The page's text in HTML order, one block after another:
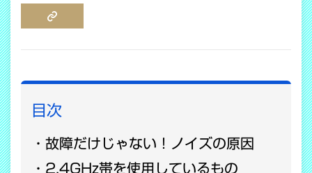
目次
故障だけじゃない！ノイズの原因
2.4GHz帯を使用しているもの